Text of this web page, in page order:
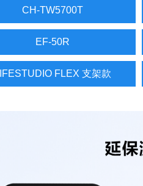
CH-TW5700T
EF-50R
FLEX 支架款